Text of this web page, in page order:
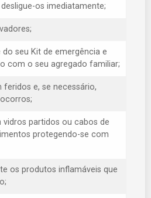
os imediatamente;
do seu Kit de emergência e
com o seu agregado familiar;
feridos e, se necessário,
vidros partidos ou cabos de
protegendo-se com
os produtos inflamáveis que